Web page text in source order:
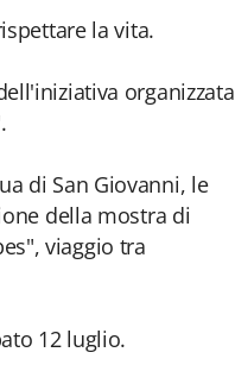
la vita.
organizzata
di San Giovanni, le
della mostra di
viaggio tra
12 luglio.